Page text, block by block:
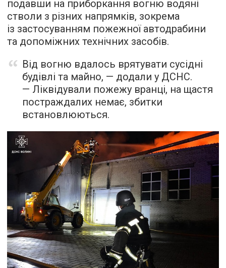
подавши на приборкання вогню водяні
стволи з різних напрямків, зокрема
із застосуванням пожежної автодрабини
та допоміжних технічних засобів.
Від вогню вдалось врятувати сусідні
будівлі та майно, — додали у ДСНС.
— Ліквідували пожежу вранці, на щастя
постраждалих немає, збитки
встановлюються.